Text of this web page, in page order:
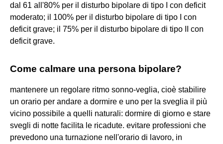
dal 61 all'80% per il disturbo bipolare di tipo I con deficit
moderato; il 100% per il disturbo bipolare di tipo I con
deficit grave; il 75% per il disturbo bipolare di tipo II con
deficit grave.
Come calmare una persona bipolare?
mantenere un regolare ritmo sonno-veglia, cioè stabilire
un orario per andare a dormire e uno per la sveglia il più
vicino possibile a quelli naturali: dormire di giorno e stare
svegli di notte facilita le ricadute. evitare professioni che
prevedono una turnazione nell'orario di lavoro, in